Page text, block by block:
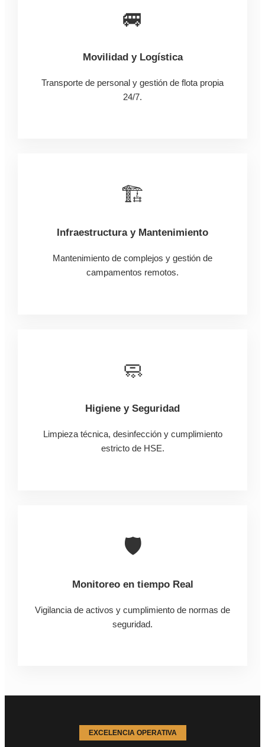
🚐
Movilidad y Logística
Transporte de personal y gestión de flota propia
24/7.
🏗️
Infraestructura y Mantenimiento
Mantenimiento de complejos y gestión de
campamentos remotos.
🧼
Higiene y Seguridad
Limpieza técnica, desinfección y cumplimiento
estricto de HSE.
🛡️
Monitoreo en tiempo Real
Vigilancia de activos y cumplimiento de normas de
seguridad.
EXCELENCIA OPERATIVA